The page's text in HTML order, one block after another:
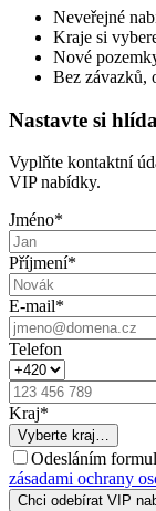
Neveřejné
Kraje si
Nové
Bez závazků,
Nastavte si
Vyplňte kontaktní
VIP nabídky.
Jméno*
Příjmení*
E-mail*
Telefon
Kraj*
Vyberte kraj…
Odesláním
zásadami ochrany
Chci odebírat VIP